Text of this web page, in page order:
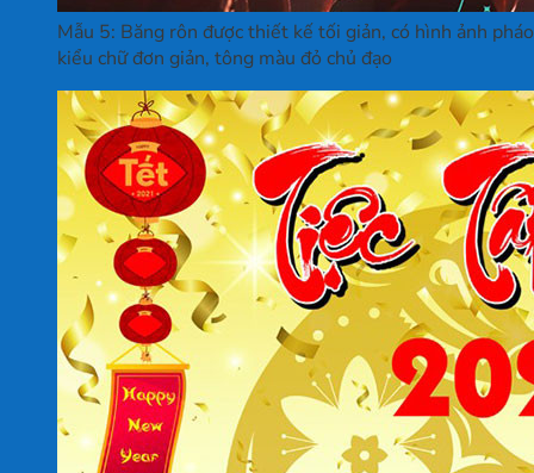
Mẫu 5: Băng rôn được thiết kế tối giản, có hình ảnh
kiểu chữ đơn giản, tông màu đỏ chủ đạo